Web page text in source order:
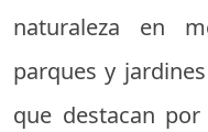
naturaleza en
parques y
que destacan